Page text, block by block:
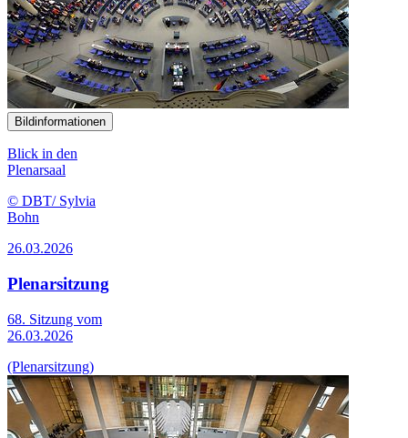
Bildinformationen
Blick in den
Plenarsaal
© DBT/ Sylvia
Bohn
26.03.2026
Plenarsitzung
68. Sitzung vom
26.03.2026
(Plenarsitzung)